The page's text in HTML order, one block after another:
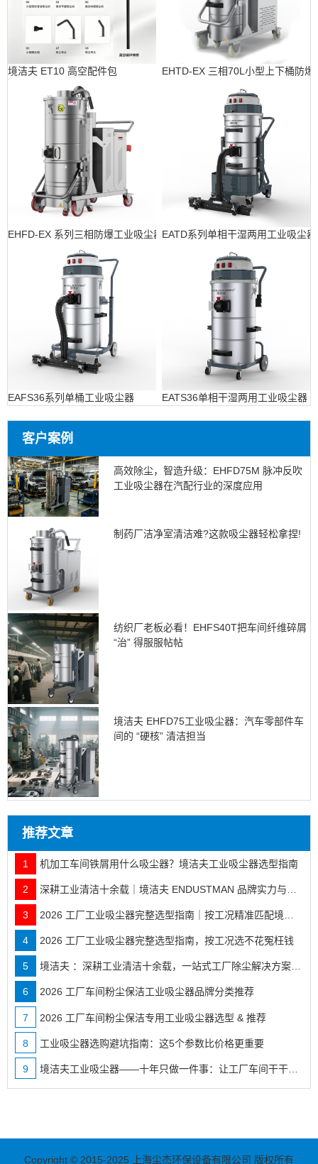
境洁夫 ET10 高空配件包 EHTD-EX 三相70L小型上下桶防爆
EHFD-EX 系列三相防爆工业吸尘器EATD系列单相干湿两用工业吸尘器
EAFS36系列单桶工业吸尘器 EATS36单相干湿两用工业吸尘器
客户案例
高效除尘，智造升级：EHFD75M 脉冲反吹
工业吸尘器在汽配行业的深度应用
制药厂洁净室清洁难?这款吸尘器轻松拿捏!
纺织厂老板必看！EHFS40T把车间纤维碎屑
“治” 得服服帖帖
境洁夫 EHFD75工业吸尘器：汽车零部件车
间的 “硬核” 清洁担当
推荐文章
1 机加工车间铁屑用什么吸尘器？境洁夫工业吸尘器选型指南
2 深耕工业清洁十余载｜境洁夫 ENDUSTMAN 品牌实力与全行业落地案例
3 2026 工厂工业吸尘器完整选型指南｜按工况精准匹配境洁夫全系机型
4 2026 工厂工业吸尘器完整选型指南，按工况选不花冤枉钱
5 境洁夫 ：深耕工业清洁十余载，一站式工厂除尘解决方案服务商
6 2026 工厂车间粉尘保洁工业吸尘器品牌分类推荐
7 2026 工厂车间粉尘保洁专用工业吸尘器选型 & 推荐
8 工业吸尘器选购避坑指南：这5个参数比价格更重要
9 境洁夫工业吸尘器——十年只做一件事：让工厂车间干干净净
Copyright © 2015-2025 上海尘杰环保设备有限公司 版权所有